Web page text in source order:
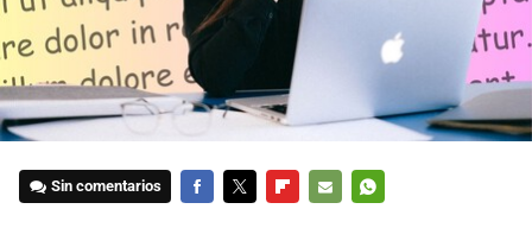
Sin comentarios